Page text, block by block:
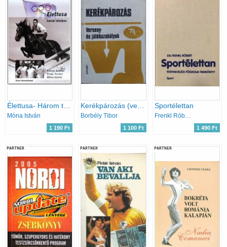
Móna István
1 190 Ft
Borbély Tibor
1 100 Ft
Sportélettan
Frenkl Róbert dr.
1 490 Ft
PARTNER PARTNER PARTNER